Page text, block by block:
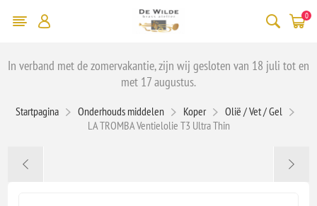
0
In verband met de zomervakantie, zijn wij gesloten van 18 juli tot en
met 17 augustus.
Startpagina Onderhouds middelen Koper
Olië / Vet / Gel
LA TROMBA Ventielolie T3 Ultra Thin